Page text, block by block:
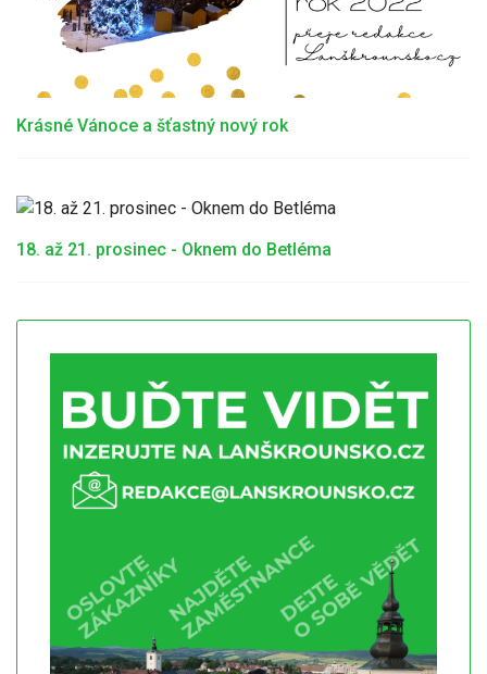
Krásné Vánoce a šťastný nový rok
18. až 21. prosinec - Oknem do Betléma